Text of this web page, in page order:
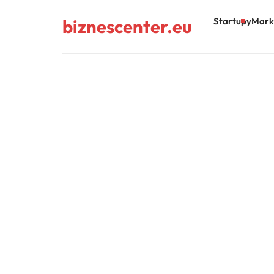
biznescenter.eu Startupy